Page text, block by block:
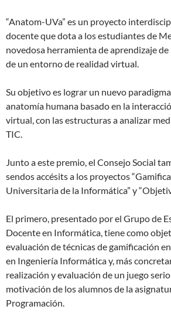
“Anatom-UVa” es un proyecto
docente que dota a los estudiantes de
novedosa herramienta de aprendizaje
de un entorno de realidad virtual.
Su objetivo es lograr un nuevo
anatomía humana basado en la
virtual, con las estructuras a analizar
TIC.
Junto a este premio, el Consejo Social
sendos accésits a los proyectos
Universitaria de la Informática” y
El primero, presentado por el Grupo de
Docente en Informática, tiene como
evaluación de técnicas de gamificación
en Ingeniería Informática y, más
realización y evaluación de un juego
motivación de los alumnos de la
Programación.